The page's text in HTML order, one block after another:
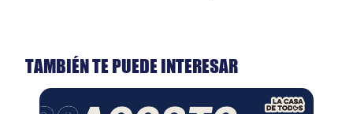
TAMBIÉN TE PUEDE INTERESAR